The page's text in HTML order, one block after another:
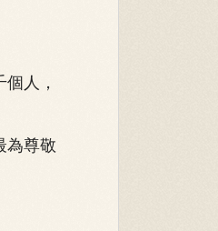
人，
為尊敬